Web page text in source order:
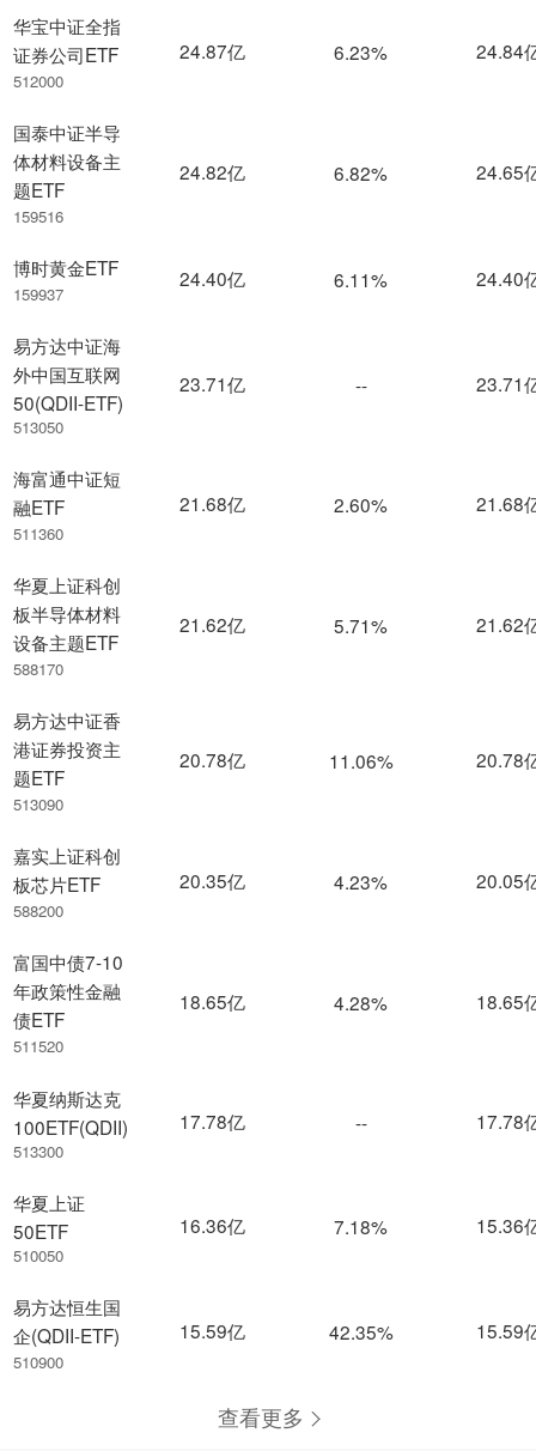
华宝中证全指
证券公司ETF
512000
国泰中证半导
体材料设备主
题ETF
159516
博时黄金ETF
159937
易方达中证海
外中国互联网
50(QDII-ETF)
513050
海富通中证短
融ETF
511360
华夏上证科创
板半导体材料
设备主题ETF
588170
易方达中证香
港证券投资主
题ETF
513090
嘉实上证科创
板芯片ETF
588200
富国中债7-10
年政策性金融
债ETF
511520
华夏纳斯达克
100ETF(QDII)
513300
华夏上证
50ETF
510050
易方达恒生国
企(QDII-ETF)
510900
24.87亿 6.23% 24.84
24.82亿 6.82% 24.65
24.40亿 6.11% 24.40
23.71亿 -- 23.71
21.68亿 2.60% 21.68
21.62亿 5.71% 21.62
20.78亿 11.06% 20.78
20.35亿 4.23% 20.05
18.65亿 4.28% 18.65
17.78亿 -- 17.78
16.36亿 7.18% 15.36
15.59亿 42.35% 15.59
查看更多